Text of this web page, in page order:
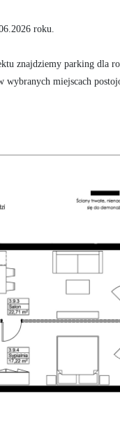
roku.
znajdziemy parking dla